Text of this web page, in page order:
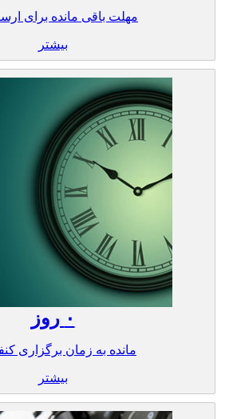
مهلت باقی مانده برای
بیشتر
۰ روز
مانده به زمان برگزاری
بیشتر